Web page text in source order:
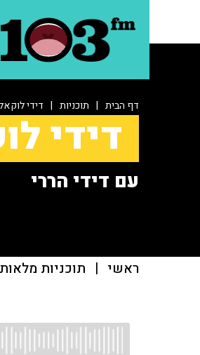
דף הבית | תוכניות | דידי
דידי
עם דידי הררי
ראשי | תוכניות מלאות